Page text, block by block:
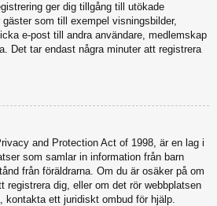
ger dig tillgång till utökade
som till exempel visningsbilder,
e-post till andra användare, medlemskap
Det tar endast några minuter att registrera
and Protection Act of 1998, är en lag i
som samlar in information från barn
från föräldrarna. Om du är osäker på om
registrera dig, eller om det rör webbplatsen
kontakta ett juridiskt ombud för hjälp.